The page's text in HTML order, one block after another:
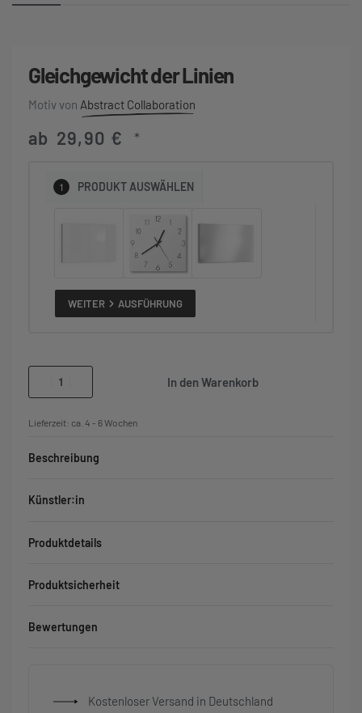
Gleichgewicht der Linien
Abstract Collaboration
ab 29,90 € *
1 PRODUKT AUSWÄHLEN
WEITER AUSFÜHRUNG
In den Warenkorb
Lieferzeit: ca. 4 - 6 Wochen
Beschreibung
Künstler:in
Produktdetails
Produktsicherheit
Bewertungen
Kostenloser Versand in Deutschland